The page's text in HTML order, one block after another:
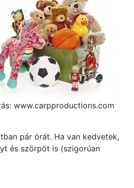
www.carpproductions.com
pár órát. Ha van kedvetek,
és szörpöt is (szigorúan